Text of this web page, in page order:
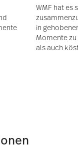
WMF hat es
in
Momente
als auch